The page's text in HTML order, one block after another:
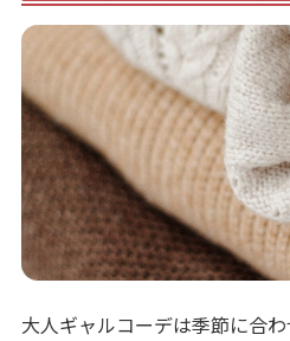
大人ギャルコーデは季節に合